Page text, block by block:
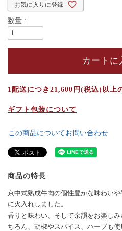
お気に入りに登録
カートに
1配送につき21,600円(税込)以上
ギフト包装について
この商品についてお問い合わせ
商品の特長
京中式熟成牛肉の個性豊かな味わい
に火入れしました。
香りと味わい、そして余韻をお楽し
ちろん、胡椒やスパイス、ハーブも